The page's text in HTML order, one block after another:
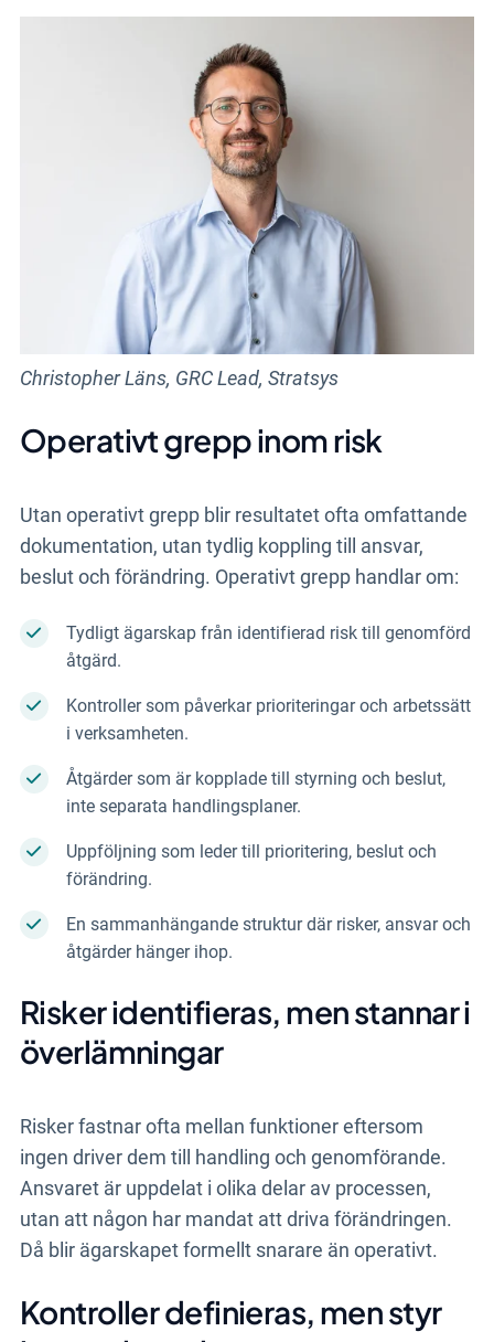
Christopher Läns, GRC Lead, Stratsys
Operativt grepp inom risk
Utan operativt grepp blir resultatet ofta omfattande
dokumentation, utan tydlig koppling till ansvar,
beslut och förändring. Operativt grepp handlar om:
Tydligt ägarskap från identifierad risk till genomförd
åtgärd.
Kontroller som påverkar prioriteringar och arbetssätt
i verksamheten.
Åtgärder som är kopplade till styrning och beslut,
inte separata handlingsplaner.
Uppföljning som leder till prioritering, beslut och
förändring.
En sammanhängande struktur där risker, ansvar och
åtgärder hänger ihop.
Risker identifieras, men stannar i
överlämningar
Risker fastnar ofta mellan funktioner eftersom
ingen driver dem till handling och genomförande.
Ansvaret är uppdelat i olika delar av processen,
utan att någon har mandat att driva förändringen.
Då blir ägarskapet formellt snarare än operativt.
Kontroller definieras, men styr